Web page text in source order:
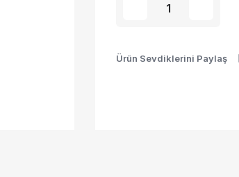
Ürün Sevdiklerini Paylaş